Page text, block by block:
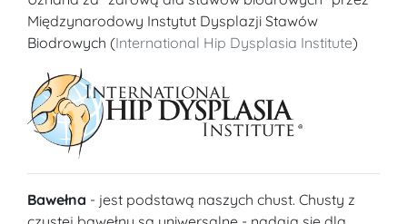
Międzynarodowy Instytut Dysplazji Stawów
Biodrowych (International Hip Dysplasia Institute)
Bawełna - jest podstawą naszych chust. Chusty z